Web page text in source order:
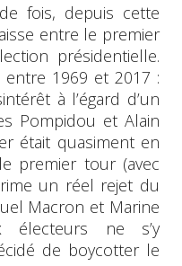
fois, depuis cette
entre le premier
présidentielle.
entre 1969 et 2017 :
à l’égard d’un
Pompidou et Alain
était quasiment en
premier tour (avec
un réel rejet du
Macron et Marine
électeurs ne s’y
de boycotter le